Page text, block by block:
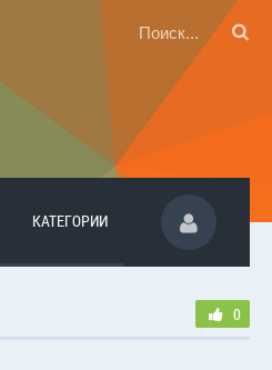
КАТЕГОРИИ
0